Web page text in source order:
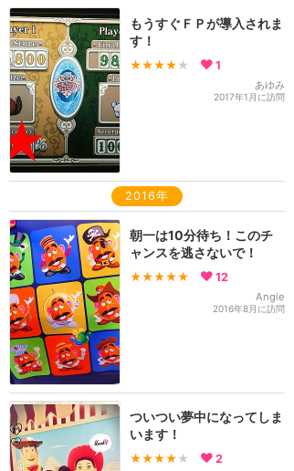
もうすぐＦＰが導入されま
す！
★★★★ ★ 1
あゆみ
2017年1月に訪問
2016年
朝一は10分待ち！このチ
ャンスを逃さないで！
★★★★★ 12
Angie
2016年8月に訪問
ついつい夢中になってしま
います！
★★★★ ★ 2